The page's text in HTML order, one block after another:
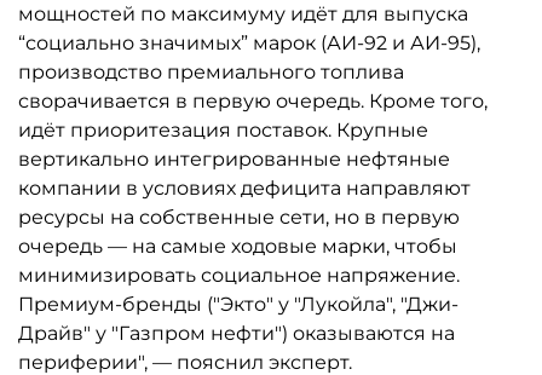
мощностей по максимуму идёт для выпуска
“социально значимых” марок (АИ-92 и АИ-95),
производство премиального топлива
сворачивается в первую очередь. Кроме того,
идёт приоритезация поставок. Крупные
вертикально интегрированные нефтяные
компании в условиях дефицита направляют
ресурсы на собственные сети, но в первую
очередь — на самые ходовые марки, чтобы
минимизировать социальное напряжение.
Премиум-бренды ("Экто" у "Лукойла", "Джи-
Драйв" у "Газпром нефти") оказываются на
периферии", — пояснил эксперт.